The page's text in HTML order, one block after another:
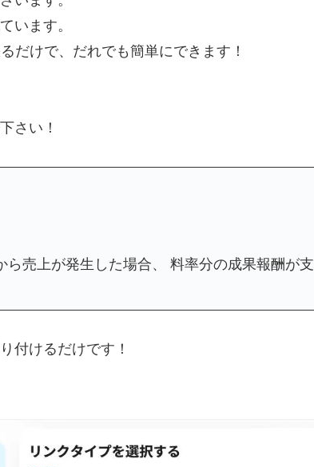
います。
だけで、だれでも簡単にできます！
さい！
売上が発生した場合、 料率分の成果報酬が支
付けるだけです！